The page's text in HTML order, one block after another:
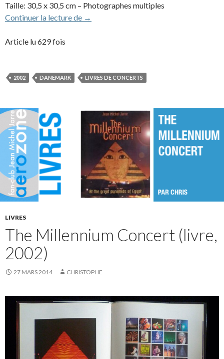
Taille: 30,5 x 30,5 cm – Photographes multiples
Continuer la lecture de Aero – Aalborg, Danemark (livre, 2002)
→
Article lu 629 fois
2002 DANEMARK LIVRES DE CONCERTS
LIVRES
The Millennium Concert (livre,
2002)
27 MARS 2014 CHRISTOPHE